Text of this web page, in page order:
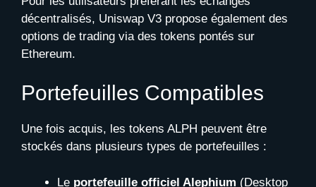
décentralisés, Uniswap V3 propose également des
options de trading via des tokens pontés sur
Ethereum.
Portefeuilles Compatibles
Une fois acquis, les tokens ALPH peuvent être
stockés dans plusieurs types de portefeuilles :
Le portefeuille officiel Alephium (Desktop